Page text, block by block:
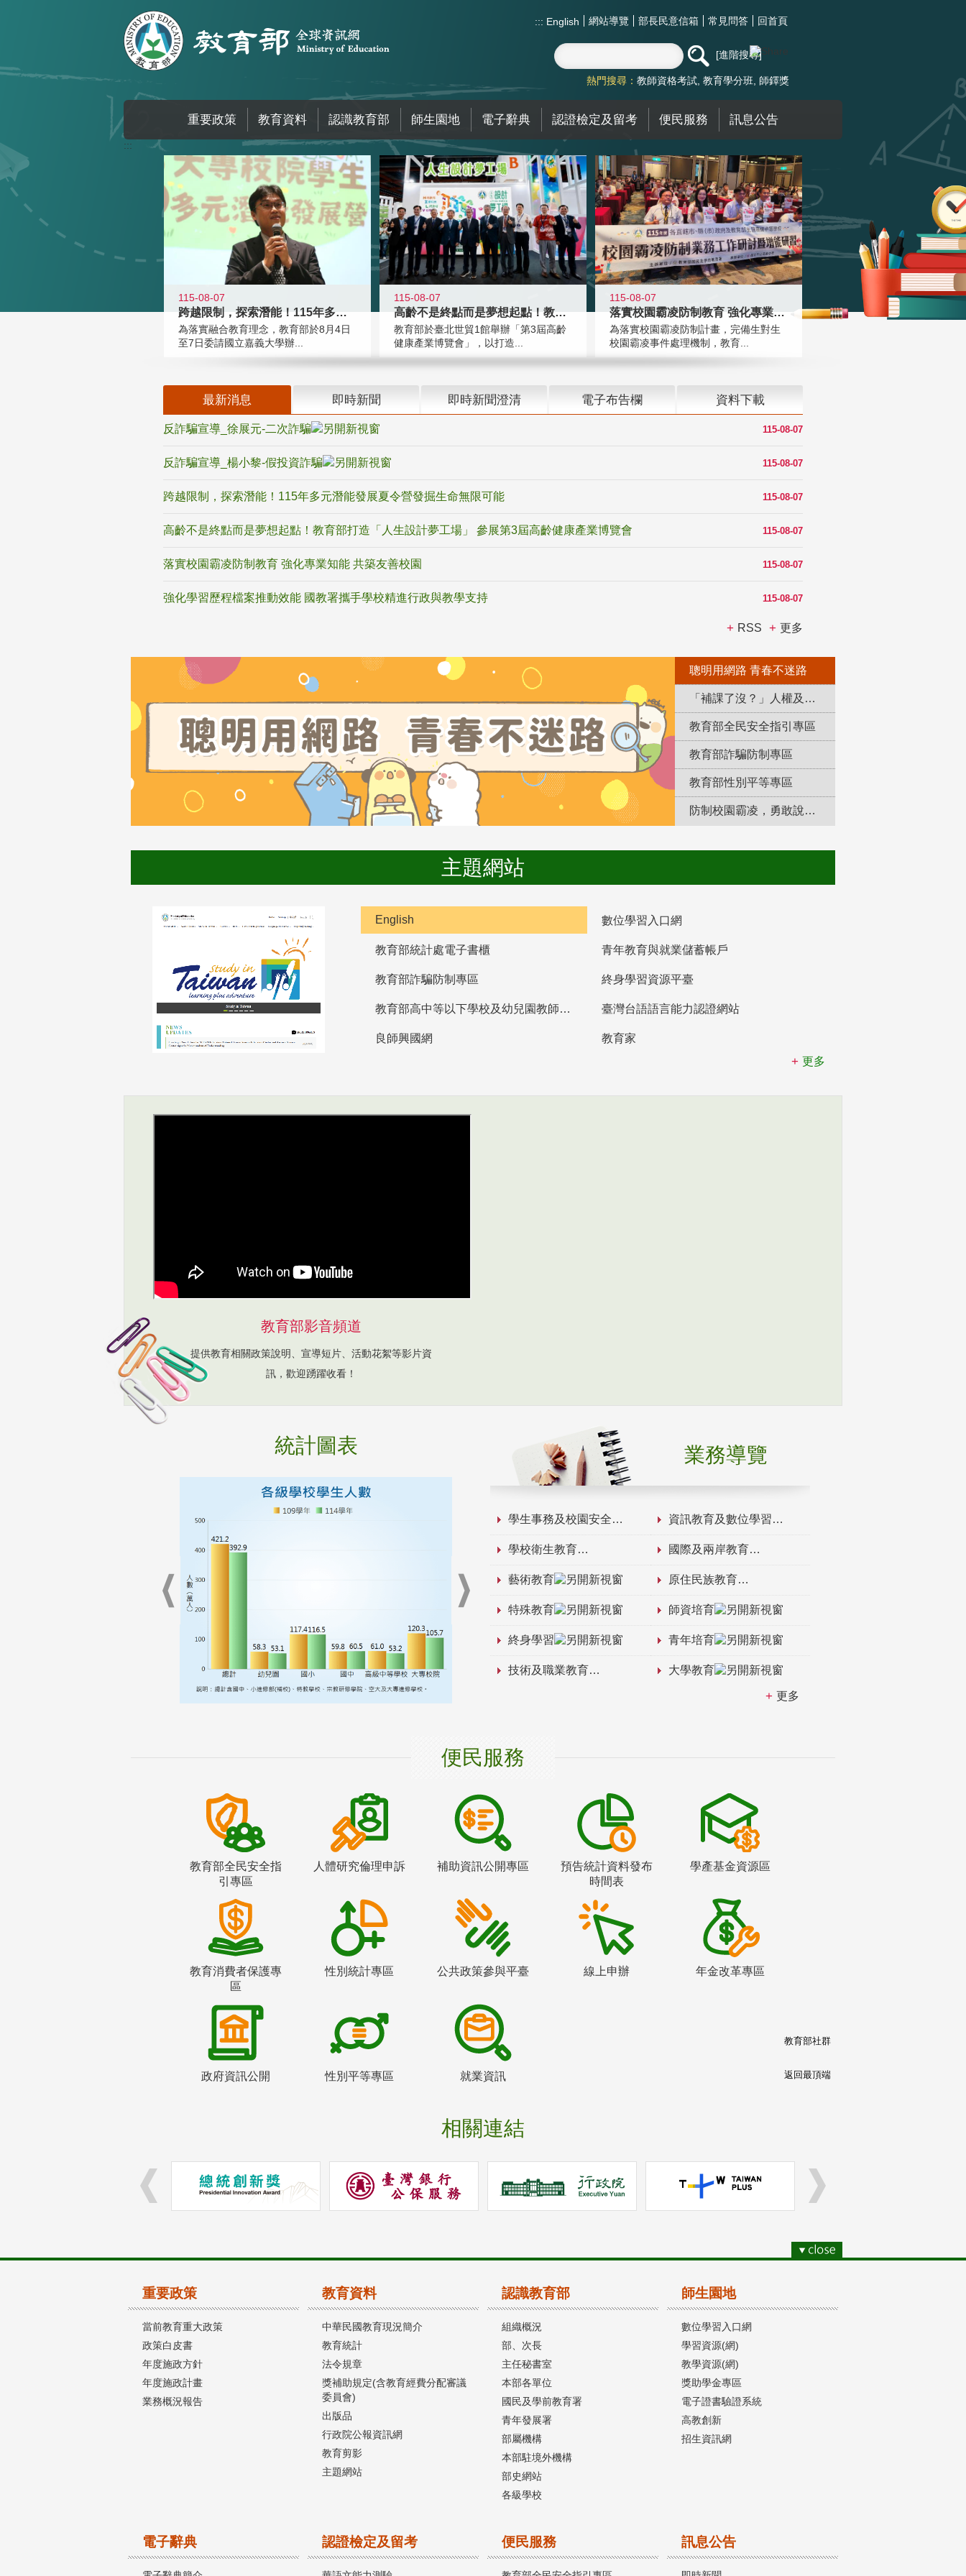
::: English 網站導覽 部長民意信箱 常見問答 回首頁
進階搜尋
熱門搜尋： 教師資格考試 教育學分班 師鐸獎
重要政策 教育資料 認識教育部 師生園地 電子辭典 認證檢定及留考 便民服務 訊息公告
:::
115-08-07
跨越限制，探索潛能！115年多元潛
為落實融合教育理念，教育部於8月4日
至7日委請國立嘉義大學辦...
115-08-07
高齡不是終點而是夢想起點！教育部打
教育部於臺北世貿1館舉辦「第3屆高齡
健康產業博覽會」，以打造...
115-08-07
落實校園霸凌防制教育 強化專業知能
為落實校園霸凌防制計畫，完備生對生
校園霸凌事件處理機制，教育...
最新消息 即時新聞 即時新聞澄清 電子布告欄 資料下載
115-08-07
反詐騙宣導_徐展元-二次詐騙
115-08-07
反詐騙宣導_楊小黎-假投資詐騙
115-08-07
跨越限制，探索潛能！115年多元潛能發展夏令營發掘生命無限可能
115-08-07
高齡不是終點而是夢想起點！教育部打造「人生設計夢工場」 參展第3屆高齡健康產業博覽會
115-08-07
落實校園霸凌防制教育 強化專業知能 共築友善校園
115-08-07
強化學習歷程檔案推動效能 國教署攜手學校精進行政與教學支持
RSS 更多
聰明用網路 青春不迷路
「補課了沒？」人權及轉型正義教育專區
教育部全民安全指引專區
教育部詐騙防制專區
教育部性別平等專區
防制校園霸凌，勇敢說出來！
主題網站
English 數位學習入口網
教育部統計處電子書櫃 青年教育與就業儲蓄帳戶
教育部詐騙防制專區 終身學習資源平臺
教育部高中等以下學校及幼兒園教師資格檢定考試 臺灣台語語言能力認證網站
良師興國網
教育家
更多
教育部影音頻道
提供教育相關政策說明、宣導短片、活動花絮等影片資
訊，歡迎踴躍收看！
統計圖表 業務導覽
學生事務及校園安全 資訊教育及數位學習
學校衛生教育 國際及兩岸教育
藝術教育 原住民族教育
特殊教育 師資培育
終身學習 青年培育
技術及職業教育 大學教育
更多
便民服務
教育部全民安全指
引專區
人體研究倫理申訴 補助資訊公開專區
預告統計資料發布
時間表
學產基金資源區
教育消費者保護專
區
性別統計專區 公共政策參與平臺 線上申辦 年金改革專區
政府資訊公開 性別平等專區 就業資訊
相關連結
教育部社群
返回最頂端
重要政策
當前教育重大政策
政策白皮書
年度施政方針
年度施政計畫
業務概況報告
教育資料
中華民國教育現況簡介
教育統計
法令規章
獎補助規定(含教育經費分配審議
委員會)
出版品
行政院公報資訊網
教育剪影
主題網站
認識教育部
組織概況
部、次長
主任秘書室
本部各單位
國民及學前教育署
青年發展署
部屬機構
本部駐境外機構
部史網站
各級學校
師生園地
數位學習入口網
學習資源(網)
教學資源(網)
獎助學金專區
電子證書驗證系統
高教創新
招生資訊網
電子辭典 認證檢定及留考 便民服務 訊息公告